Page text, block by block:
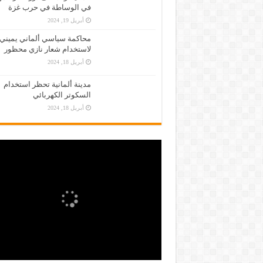
في الوساطة في حرب غزة
أبريل 19, 2024
محاكمة سياسي ألماني يميني
لاستخدام شعار نازي محظور
أبريل 18, 2024
مدينة ألمانية تحظر استخدام
السكوتر الكهربائي
أبريل 18, 2024